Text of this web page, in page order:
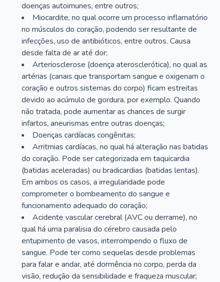
doenças autoimunes, entre outros;
Miocardite, no qual ocorre um processo inflamatório
no músculos do coração, podendo ser resultante de
infecções, uso de antibióticos, entre outros. Causa
desde falta de ar até dor;
Arteriosclerose (doença aterosclerótica), no qual as
artérias (canais que transportam sangue e oxigenam o
coração e outros sistemas do corpo) ficam estreitas
devido ao acúmulo de gordura, por exemplo. Quando
não tratada, pode aumentar as chances de surgir
infartos, aneurismas entre outras doenças;
Doenças cardíacas congênitas;
Arritmias cardíacas, no qual há alteração nas batidas
do coração. Pode ser categorizada em taquicardia
(batidas aceleradas) ou bradicardias (batidas lentas).
Em ambos os casos, a irregularidade pode
comprometer o bombeamento do sangue e
funcionamento adequado do coração;
Acidente vascular cerebral (AVC ou derrame), no
qual há uma paralisia do cérebro causada pelo
entupimento de vasos, interrompendo o fluxo de
sangue. Pode ter como sequelas desde problemas
para falar e andar, até dormência no corpo, perda da
visão, redução da sensibilidade e fraqueza muscular;